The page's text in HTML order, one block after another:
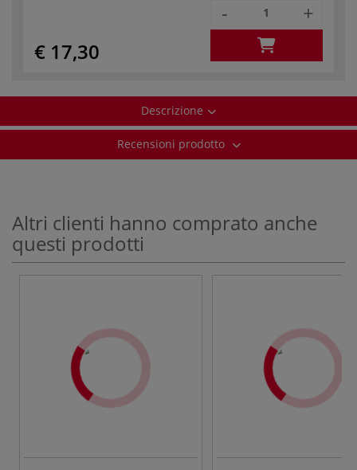
€ 17,30
- +
Descrizione
Recensioni prodotto
Altri clienti hanno comprato anche
questi prodotti